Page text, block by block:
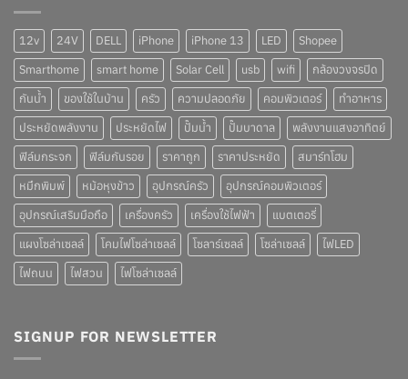
12v 24V DELL iPhone iPhone 13 LED
Shopee
Smarthome
smart home Solar Cell usb wifi
กล้องวงจรปิด
กันน้ำ
ของใช้ในบ้าน ครัว ความปลอดภัย คอมพิวเตอร์
ทำอาหาร
ประหยัดพลังงาน
ประหยัดไฟ ปั๊มน้ำ ปั๊มบาดาล
พลังงานแสงอาทิตย์
ฟิล์มกระจก
ฟิล์มกันรอย ราคาถูก ราคาประหยัด
สมาร์ทโฮม
หมึกพิมพ์
หม้อหุงข้าว อุปกรณ์ครัว
อุปกรณ์คอมพิวเตอร์
อุปกรณ์เสริมมือถือ
เครื่องครัว เครื่องใช้ไฟฟ้า
แบตเตอรี่
แผงโซล่าเซลล์
โคมไฟโซล่าเซลล์ โซลาร์เซลล์ โซล่าเซลล์
ไฟLED
ไฟถนน
ไฟสวน ไฟโซล่าเซลล์
SIGNUP FOR NEWSLETTER